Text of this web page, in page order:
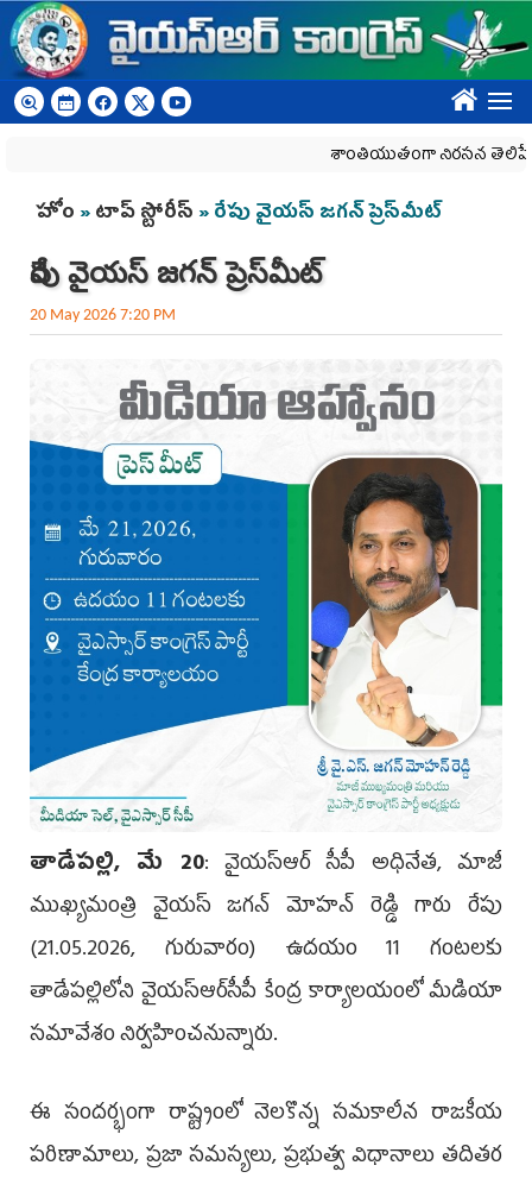
Skip to main content
????
శాంతియుతంగా నిరసన తెలిపే
You are here
హోం »టాప్ స్టోరీస్ » రేపు వైయస్‌ జగన్‌ ప్రెస్‌మీట్‌
రేపు వైయస్‌ జగన్‌ ప్రెస్‌మీట్‌
20 May 2026 7:20 PM
తాడేపల్లి, మే 20: వైయస్ఆర్ సీపీ అధినేత, మాజీ
ముఖ్యమంత్రి వైయస్ జగన్ మోహన్ రెడ్డి గారు రేపు
(21.05.2026, గురువారం) ఉదయం 11 గంటలకు
తాడేపల్లిలోని వైయ‌స్ఆర్‌సీపీ కేంద్ర కార్యాలయంలో మీడియా
సమావేశం నిర్వహించనున్నారు.
ఈ సందర్భంగా రాష్ట్రంలో నెలకొన్న సమకాలీన రాజకీయ
పరిణామాలు, ప్రజా సమస్యలు, ప్రభుత్వ విధానాలు తదితర